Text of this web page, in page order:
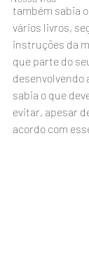
também sabia
vários livros,
instruções da
que parte do
desenvolvendo
sabia o que
evitar, apesar
acordo com